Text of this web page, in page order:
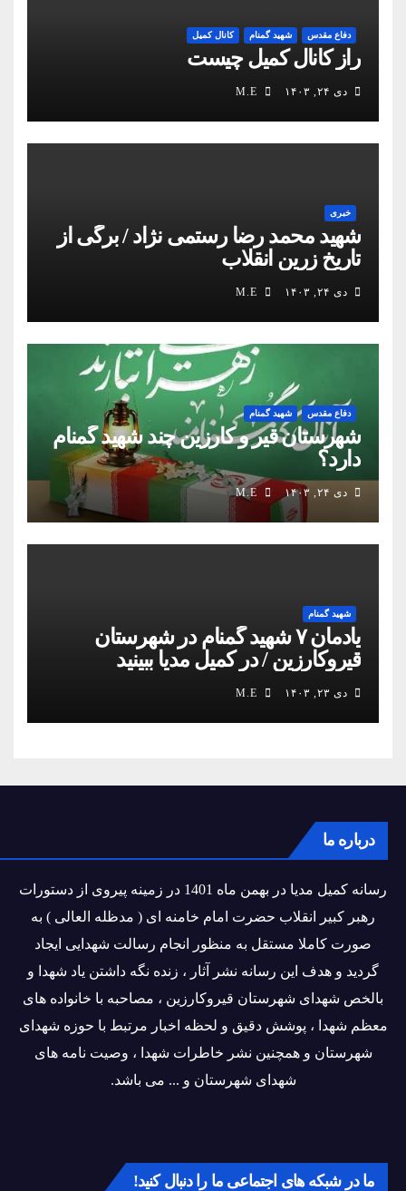
دفاع مقدس شهید گمنام کانال کمیل
راز کانال کمیل چیست
دی ۲۴, ۱۴۰۳
خبری
شهید محمد رضا رستمی نژاد / برگی از
تاریخ زرین انقلاب
دی ۲۴, ۱۴۰۳
دفاع مقدس شهید گمنام
شهرستان قیر و کارزین چند شهید گمنام
دارد؟
دی ۲۴, ۱۴۰۳
شهید گمنام
یادمان ۷ شهید گمنام در شهرستان
قیروکارزین / در کمیل مدیا ببینید
دی ۲۳, ۱۴۰۳
درباره ما
رسانه کمیل مدیا در بهمن ماه 1401 در زمینه پیروی از دستورات
رهبر کبیر انقلاب حضرت امام خامنه ای ( مدظله العالی ) به
صورت کاملا مستقل به منظور انجام رسالت شهدایی ایجاد
گردید و هدف این رسانه نشر آثار ، زنده نگه داشتن یاد شهدا و
بالخص شهدای شهرستان قیروکارزین ، مصاحبه با خانواده های
معظم شهدا ، پوشش دقیق و لحظه اخبار مرتبط با حوزه شهدای
شهرستان و همچنین نشر خاطرات شهدا ، وصیت نامه های
شهدای شهرستان و ... می باشد.
ما در شبکه های اجتماعی ما را دنبال کنید!